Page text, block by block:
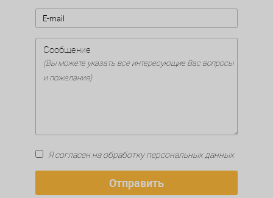
Сообщение
(Вы можете указать все интересующие Вас вопросы
и пожелания)
Я согласен на обработку персональных данных
Отправить